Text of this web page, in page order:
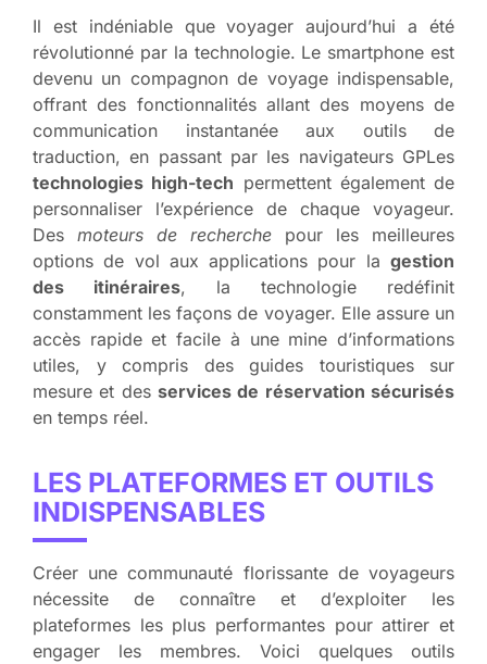
Il est indéniable que voyager aujourd’hui a été
révolutionné par la technologie. Le smartphone est
devenu un compagnon de voyage indispensable,
offrant des fonctionnalités allant des moyens de
communication instantanée aux outils de
traduction, en passant par les navigateurs GPLes
technologies high-tech permettent également de
personnaliser l’expérience de chaque voyageur.
Des moteurs de recherche pour les meilleures
options de vol aux applications pour la gestion
des itinéraires, la technologie redéfinit
constamment les façons de voyager. Elle assure un
accès rapide et facile à une mine d’informations
utiles, y compris des guides touristiquessur
mesure et des services de réservation sécurisés
en temps réel.
LES PLATEFORMES ET OUTILS
INDISPENSABLES
Créer une communauté florissante de voyageurs
nécessite de connaître et d’exploiter les
plateformes les plus performantes pour attirer et
engager les membres. Voici quelques outils